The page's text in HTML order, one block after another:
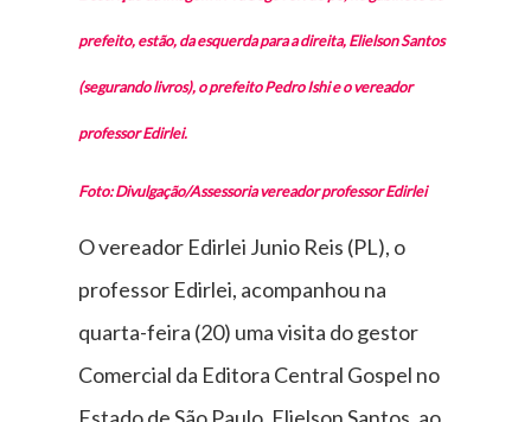
prefeito, estão, da esquerda para a direita, Elielson Santos
(segurando livros), o prefeito Pedro Ishi e o vereador
professor Edirlei.
Foto: Divulgação/Assessoria vereador professor Edirlei
O vereador Edirlei Junio Reis (PL), o
professor Edirlei, acompanhou na
quarta-feira (20) uma visita do gestor
Comercial da Editora Central Gospel no